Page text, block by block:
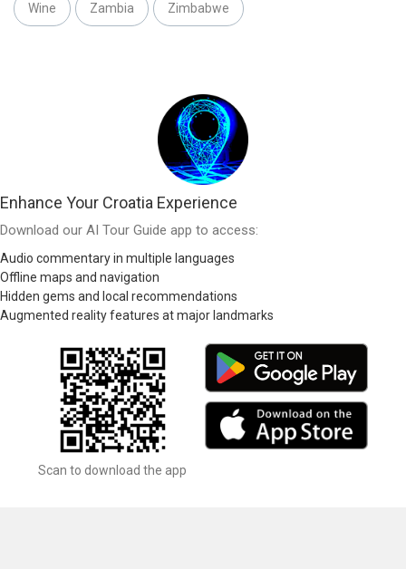
Wine Zambia Zimbabwe
Enhance Your Croatia Experience
Download our AI Tour Guide app to access:
Audio commentary in multiple languages
Offline maps and navigation
Hidden gems and local recommendations
Augmented reality features at major landmarks
Scan to download the app